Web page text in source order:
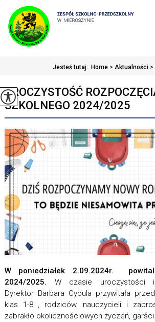
Jesteś tutaj: Home > Aktualności >
UROCZYSTOŚĆ
SZKOLNEGO 2024/2025
W poniedziałek 2.09.2024r.
2024/2025. W czasie uroczystości
Dyrektor Barbara Cybula przywitała
klas 1-8 , rodziców, nauczycieli i
zabrakło okolicznościowych życzeń,